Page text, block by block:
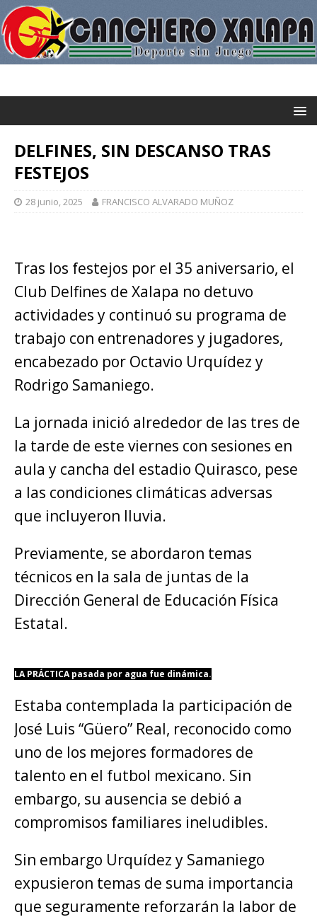
DELFINES, SIN DESCANSO TRAS
FESTEJOS
28 junio, 2025 FRANCISCO ALVARADO MUÑOZ
Tras los festejos por el 35 aniversario, el
Club Delfines de Xalapa no detuvo
actividades y continuó su programa de
trabajo con entrenadores y jugadores,
encabezado por Octavio Urquídez y
Rodrigo Samaniego.
La jornada inició alrededor de las tres de
la tarde de este viernes con sesiones en
aula y cancha del estadio Quirasco, pese
a las condiciones climáticas adversas
que incluyeron lluvia.
Previamente, se abordaron temas
técnicos en la sala de juntas de la
Dirección General de Educación Física
Estatal.
LA PRÁCTICA pasada por agua fue dinámica.
Estaba contemplada la participación de
José Luis “Güero” Real, reconocido como
uno de los mejores formadores de
talento en el futbol mexicano. Sin
embargo, su ausencia se debió a
compromisos familiares ineludibles.
Sin embargo Urquídez y Samaniego
expusieron temas de suma importancia
que seguramente reforzarán la labor de